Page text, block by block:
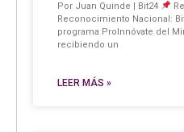
Por Juan Quinde | Bit24
Reconocimiento Nacional:
programa ProInnóvate del
recibiendo un
LEER MÁS »